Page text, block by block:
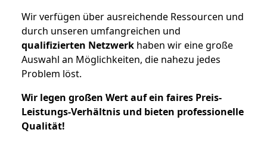
Wir verfügen über ausreichende Ressourcen und
durch unseren umfangreichen und
qualifizierten Netzwerk haben wir eine große
Auswahl an Möglichkeiten, die nahezu jedes
Problem löst.
Wir legen großen Wert auf ein faires Preis-
Leistungs-Verhältnis und bieten professionelle
Qualität!